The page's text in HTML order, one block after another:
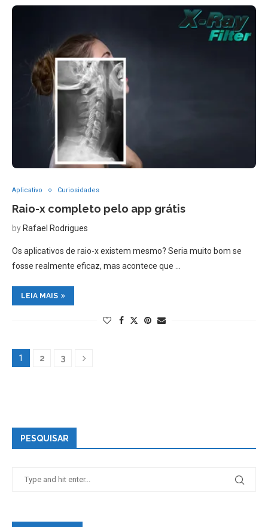
Aplicativo Curiosidades
Raio-x completo pelo app grátis
by Rafael Rodrigues
Os aplicativos de raio-x existem mesmo? Seria muito bom se
fosse realmente eficaz, mas acontece que …
LEIA MAIS
1 2 3
PESQUISAR